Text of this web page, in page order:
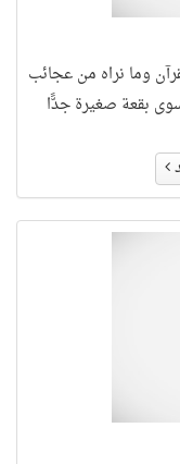
وما نراه من عجائب
سوى بقعة صغيرة جدًّا